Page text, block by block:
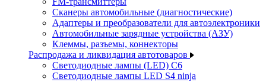
Сканеры автомобильные (диагностические)
Адаптеры и преобразователи для автоэлектроники
Автомобильные зарядные устройства (АЗУ)
Клеммы, разъемы, коннекторы
Распродажа и ликвидация автотоваров
Светодиодные лампы (LED) C6
Светодиодные лампы LED S4 ninja